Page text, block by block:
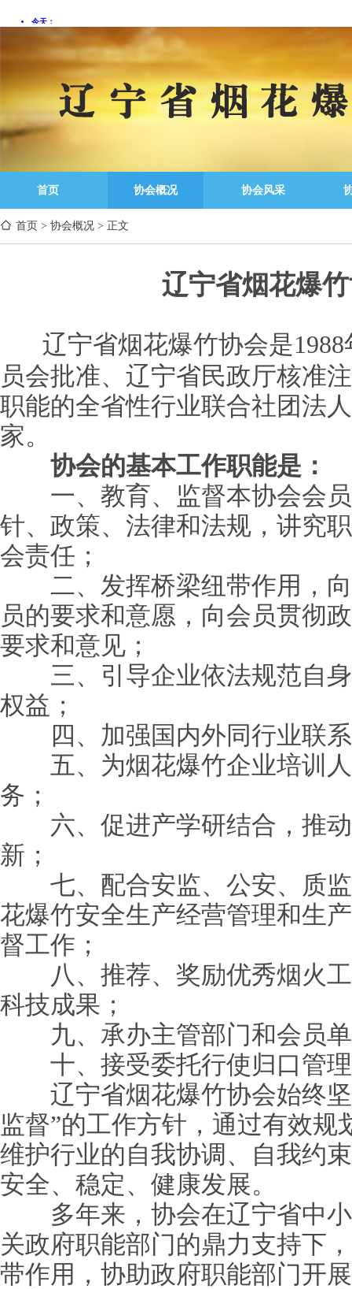
首页 协会概况 协会风采
首页 > 协会概况 > 正文
辽宁省烟花爆
辽宁省烟花爆竹协会是
员会批准、辽宁省民政厅核准
职能的全省性行业联合社团法
家。
协会的基本工作职能是：
一、教育、监督本协会会员
针、政策、法律和法规，讲究
会责任；
二、发挥桥梁纽带作用，向
员的要求和意愿，向会员贯彻
要求和意见；
三、引导企业依法规范自身
权益；
四、加强国内外同行业联系
五、为烟花爆竹企业培训人
务；
六、促进产学研结合，推动
新；
七、配合安监、公安、质监
花爆竹安全生产经营管理和生
督工作；
八、推荐、奖励优秀烟火工
科技成果；
九、承办主管部门和会员单
十、接受委托行使归口管理
辽宁省烟花爆竹协会始终坚
监督”的工作方针，通过有效规
维护行业的自我协调、自我约
安全、稳定、健康发展。
多年来，协会在辽宁省中小
关政府职能部门的鼎力支持下
带作用，协助政府职能部门开